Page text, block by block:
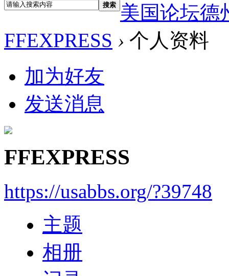
搜索
美国论坛德
FFEXPRESS › 个人资料
加为好友
发送消息
FFEXPRESS
https://usabbs.org/?39748
主题
相册